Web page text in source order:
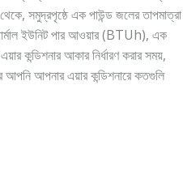
সমুদ্রপৃষ্ঠে এক পাউন্ড জলের তাপমাত্রা
ইউনিট পার আওয়ার (BTUh), এক
কন্ডিশনার আকার নির্ধারণ করার সময়,
আপনি আপনার এয়ার কন্ডিশনারে কতগুলি